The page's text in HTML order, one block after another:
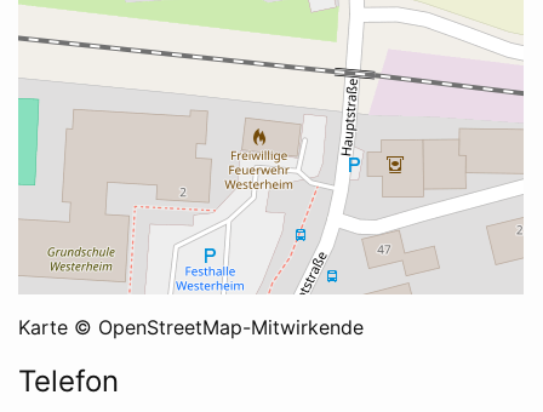
Karte © OpenStreetMap-Mitwirkende
Telefon